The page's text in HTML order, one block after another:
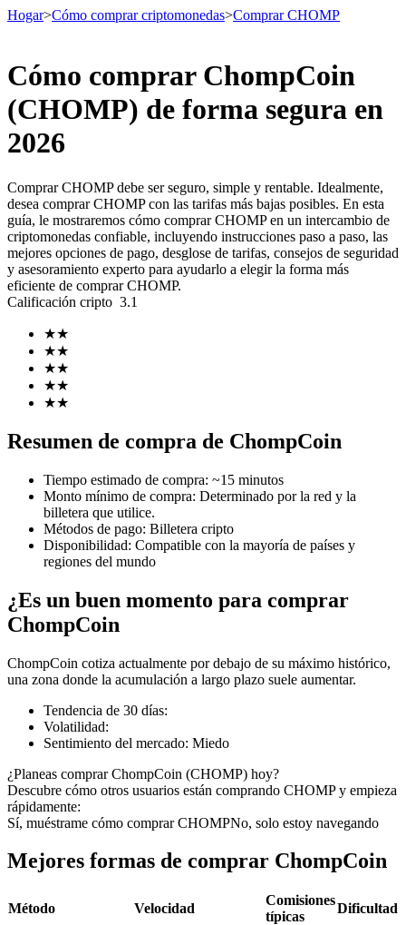
Futuros
Futuros del USDT
Futuros que utilizan USDT como garantía
Futuros COIN-M
Futuros de criptomonedas
Derivados de acciones, divisas, metales preciosos y materias
primas
Futuros del USDC
Futuros que utilizan USDC como garantía
Hogar>Cómo comprar criptomonedas>Comprar CHOMP
Cómo comprar ChompCoin
(CHOMP) de forma segura en
2026
Comprar CHOMP debe ser seguro, simple y rentable. Idealmente,
desea comprar CHOMP con las tarifas más bajas posibles. En esta
guía, le mostraremos cómo comprar CHOMP en un intercambio de
criptomonedas confiable, incluyendo instrucciones paso a paso, las
mejores opciones de pago, desglose de tarifas, consejos de seguridad
y asesoramiento experto para ayudarlo a elegir la forma más
eficiente de comprar CHOMP.
Calificación cripto 3.1
★★
★★
★★
★★
★★
Resumen de compra de ChompCoin
Tiempo estimado de compra: ~15 minutos
Monto mínimo de compra: Determinado por la red y la
billetera que utilice.
Métodos de pago: Billetera cripto
Disponibilidad: Compatible con la mayoría de países y
regiones del mundo
¿Es un buen momento para comprar
ChompCoin
ChompCoin cotiza actualmente por debajo de su máximo histórico,
una zona donde la acumulación a largo plazo suele aumentar.
Tendencia de 30 días:
Volatilidad:
Sentimiento del mercado: Miedo
¿Planeas comprar ChompCoin (CHOMP) hoy?
Descubre cómo otros usuarios están comprando CHOMP y empieza
rápidamente:
Sí, muéstrame cómo comprar CHOMPNo, solo estoy navegando
Mejores formas de comprar ChompCoin
Método Velocidad
Comisiones
típicas
Dificultad